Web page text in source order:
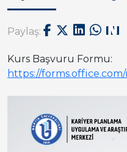
Paylaş:
Kurs Başvuru Formu:
https://